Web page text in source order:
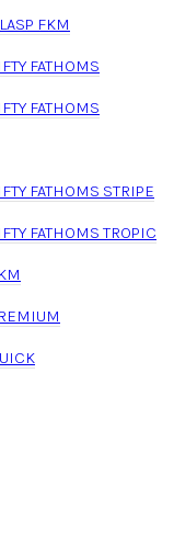
FKM
FATHOMS
FATHOMS
FATHOMS STRIPE
FATHOMS TROPIC